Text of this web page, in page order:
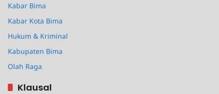
Kabar Bima
Kabar Kota Bima
Hukum & Kriminal
Kabupaten Bima
Olah Raga
Klausal